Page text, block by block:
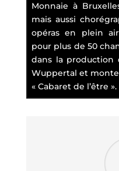
Monnaie à
mais aussi
opéras en plein
pour plus de 50
dans la production
Wuppertal et
« Cabaret de l’être ».